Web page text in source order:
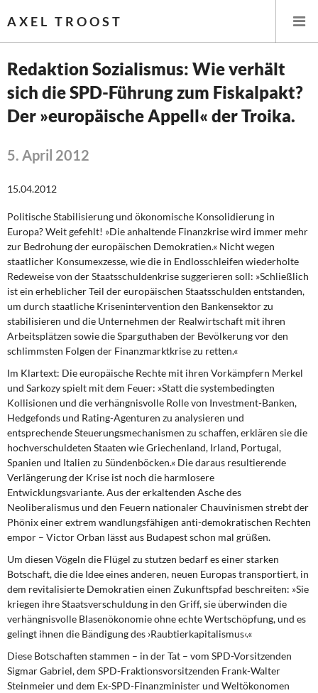
AXEL TROOST
Startseite
Leitlinien linker Wirtschafts- und Finanzpolitik
Wirtschaftspolitik
Steuer- und Finanzpolitik
Öffentliche Infrastruktur und Daseinsvorsorge
Eurokrise und Griechenland
DIE LINKE
Weitere Themen
Memo-Gruppe
Institut Solidarische Moderne
Rosa-Luxemburg-Stiftung
Über mich
Kontakt
Redaktion Sozialismus: Wie verhält
sich die SPD-Führung zum Fiskalpakt?
Der »europäische Appell« der Troika.
5. April 2012
15.04.2012
Politische Stabilisierung und ökonomische Konsolidierung in
Europa? Weit gefehlt! »Die anhaltende Finanzkrise wird immer mehr
zur Bedrohung der europäischen Demokratien.« Nicht wegen
staatlicher Konsumexzesse, wie die in Endlosschleifen wiederholte
Redeweise von der Staatsschuldenkrise suggerieren soll: »Schließlich
ist ein erheblicher Teil der europäischen Staatsschulden entstanden,
um durch staatliche Krisenintervention den Bankensektor zu
stabilisieren und die Unternehmen der Realwirtschaft mit ihren
Arbeitsplätzen sowie die Sparguthaben der Bevölkerung vor den
schlimmsten Folgen der Finanzmarktkrise zu retten.«
Im Klartext: Die europäische Rechte mit ihren Vorkämpfern Merkel
und Sarkozy spielt mit dem Feuer: »Statt die systembedingten
Kollisionen und die verhängnisvolle Rolle von Investment-Banken,
Hedgefonds und Rating-Agenturen zu analysieren und
entsprechende Steuerungsmechanismen zu schaffen, erklären sie die
hochverschuldeten Staaten wie Griechenland, Irland, Portugal,
Spanien und Italien zu Sündenböcken.« Die daraus resultierende
Verlängerung der Krise ist noch die harmlosere
Entwicklungsvariante. Aus der erkaltenden Asche des
Neoliberalismus und den Feuern nationaler Chauvinismen strebt der
Phönix einer extrem wandlungsfähigen anti-demokratischen Rechten
empor – Victor Orban lässt aus Budapest schon mal grüßen.
Um diesen Vögeln die Flügel zu stutzen bedarf es einer starken
Botschaft, die die Idee eines anderen, neuen Europas transportiert, in
dem revitalisierte Demokratien einen Zukunftspfad beschreiten: »Sie
kriegen ihre Staatsverschuldung in den Griff, sie überwinden die
verhängnisvolle Blasenökonomie ohne echte Wertschöpfung, und es
gelingt ihnen die Bändigung des ›Raubtierkapitalismus‹.«
Diese Botschaften stammen – in der Tat – vom SPD-Vorsitzenden
Sigmar Gabriel, dem SPD-Fraktionsvorsitzenden Frank-Walter
Steinmeier und dem Ex-SPD-Finanzminister und Weltökonomen